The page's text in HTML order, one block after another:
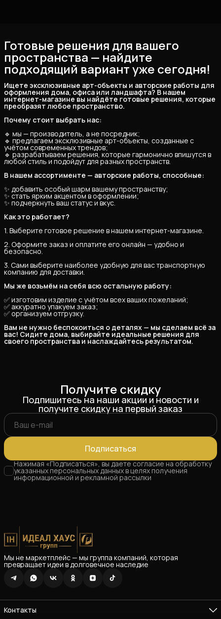
Готовые решения для вашего
пространства — найдите
подходящий вариант уже сегодня!
Ищете эксклюзивные арт-объекты и авторские работы для
оформления дома, офиса или ландшафта? В нашем
интернет-магазине вы найдёте готовые решения, которые
преобразят любое пространство.
Почему стоит выбрать нас:
🔹 мы — производитель, а не посредник;
🔹 предлагаем эксклюзивные арт-объекты, созданные с
учётом современных трендов;
🔹 разрабатываем решения, которые гармонично впишутся в
любой стиль и подойдут для разных пространств.
В нашем ассортименте — авторские работы, способные:
✨ добавить особый шарм вашему пространству;
✨ стать ярким акцентом в оформлении;
✨ подчеркнуть ваш статус и вкус.
Как это работает?
1. Выберите готовое решение в нашем интернет-магазине.
2. Оформите заказ и оплатите его онлайн — удобно и
безопасно.
3. Сами выберите наиболее удобную для вас транспортную
компанию для доставки.
Мы же возьмём на себя всю остальную работу:
✅ изготовим изделие с учётом всех ваших пожеланий;
✅ аккуратно упакуем заказ;
✅ организуем отгрузку.
Вам не нужно беспокоиться о деталях — мы сделаем всё за
вас! Сидите дома, выбирайте идеальные решения для
своего пространства и наслаждайтесь результатом.
Получите скидку
Подпишитесь на наши акции и новости и
получите скидку на первый заказ
Подписаться
Нажимая «Подписаться», вы даете согласие на обработку
указанных персональных данных в целях получения
информационной и рекламной рассылки
Мы не маркетплейс — мы группа компаний, которая
превращает идеи в долговечное наследие
Контакты